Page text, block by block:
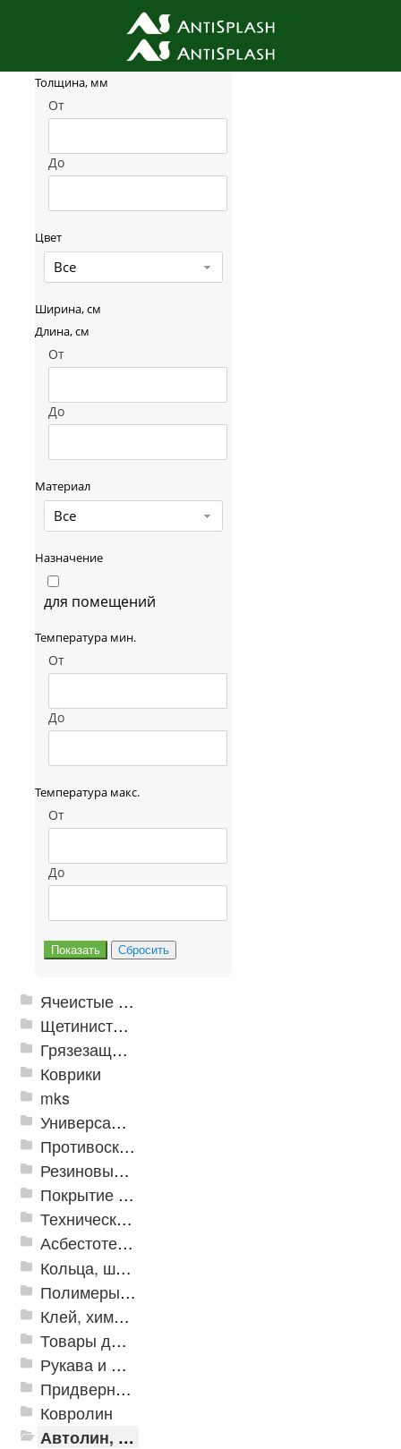
Фильтр товаров
Толщина, мм
От
До
Цвет
Все
Ширина, см
Длина, см
От
До
Материал
Все
Назначение
для помещений
Температура мин.
От
До
Температура макс.
От
До
Ячеистые грязезащитные покрытия
Щетинистые покрытия
Грязезащитные, влаговпитывающие покрытия
Коврики
mks
Универсальные модульные покрытия
Противоскользящая защита для лестниц, профили, ленты
Резиновые и ПВХ дорожки
Покрытие из резиновой крошки
Техническая резина
Асбестотехнические и теплоизоляционные материалы
Кольца, шайбы, манжеты
Полимеры и пластики
Клей, химия, сопутствующие товары
Товары для дома
Рукава и шланги промышленные
Придверные решетки
Ковролин
Автолин, Транслин, Линолеум